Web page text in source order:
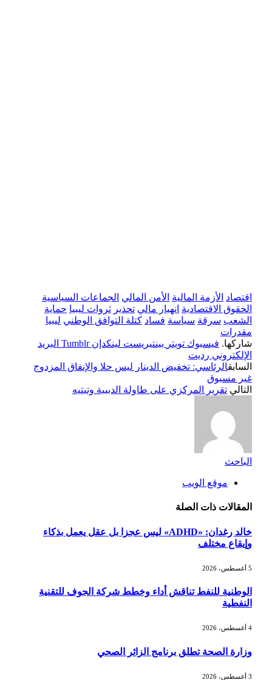
اقتصاد الأزمة المالية الأمن المالي الجماعات السياسية
الحقوق الاقتصادية انهيار مالي تحذير ثروات ليبيا حماية
الشعب سرقة سياسة فساد كتلة التوافق الوطني ليبيا
مقدرات
شاركها. فيسبوك تويتر بينتيريست لينكدإن Tumblr البريد
الإلكتروني رديت
السابقالرئاسي: تخفيض الدينار ليس حلا والإنفاق المزدوج
غير مسبوق
التالي تقرير المركزي على طاولة الدبيية وتيتيه
الباحث
موقع الويب
المقالاتذات الصلة
خالد رغدان: «ADHD» ليس عجزا بل عقل يعمل بذكاء
وإيقاع مختلف
الوطنية للنفط تناقش أداء وخطط شركة الجوف للتقنية
النفطية
وزارة الصحة تطلق برنامج الزائر الصحي